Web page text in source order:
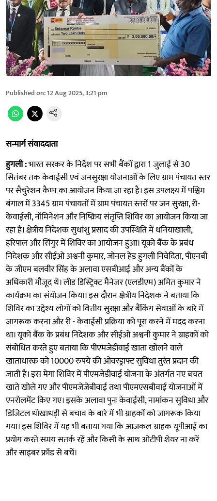
Published on:12 Aug 2025, 3:21 pm
सन्मार्ग संवाददाता
हुगली :भारत सरकर के निर्देश पर सभी बैंकों द्वारा 1 जुलाई से 30
सितंबर तक केवाईसी एवं जनसुरक्षा योजनाओं के लिए ग्राम पंचायत स्तर
पर सैचुरेशन कैम्प का आयोजन किया जा रहा है। इस उपलक्ष्य में पश्चिम
बंगाल में 3345 ग्राम पंचायतों में ग्राम पंचायत स्तरों पर जन सुरक्षा, री-
केवाईसी, नॉमिनेशन और निष्क्रिय संतृप्ति शिविर का आयोजन किया जा
रहा है। क्षेत्रीय निदेशक सुधांशु प्रसाद की उपस्थिति में धनियाखाली,
हरिपाल और सिंगुर में शिविर का आयोजन हुआ। यूको बैंक के प्रबंध
निदेशक और सीईओ अश्वनी कुमार, जोनल हेड हुगली निवेदिता, पीएनबी
के जीएम बलवीर सिंह के अलावा एसबीआई और अन्य बैंकों के
अधिकारी मौजूद थे। लीड डिस्ट्रिक्ट मैनेजर (एलडीएम) अमित कुमार ने
कार्यक्रम का संयोजन किया। इस दौरान क्षेत्रीय निदेशक ने बताया कि
शिविर का उद्देश्य लोगों को वित्तीय सुरक्षा और बैंकिंग सेवाओं के बारे में
जागरूक करना और री - केवाईसी प्रक्रिया को पूरा करने में मदद करना
था। यूको बैंक के प्रबंध निदेशक और सीईओ अश्वनी कुमार ने ग्राहकों को
संबोधित करते हुए बताया कि पीएमजेडीवाई खाता खोलने वाले
खाताधारक को 10000 रुपये की ओवरड्राफ्ट सुविधा तुरंत प्रदान की
जाती है। इस मेगा शिविर में पीएमजेडीवाई योजना के अंतर्गत नए बचत
खाते खोले गए और पीएमजेजेबीवाई तथा पीएमएसबीवाई योजनाओं में
एनरोलमेंट किए गए। इसके अलावा पुनः केवाईसी, नामांकन सुविधा और
डिजिटल धोखाधड़ी से बचाव के बारे में भी ग्राहकों को जागरूक किया
गया। इस शिविर में यह भी बताया गया कि आजकल ग्राहक यूपीआई का
प्रयोग करते समय सतर्क रहें और किसी के साथ ओटीपी शेयर ना करें
और साइबर फ्रॉड से बचें।